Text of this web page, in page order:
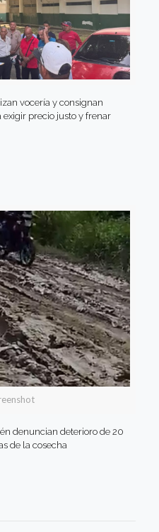
vocería y consignan
exigir precio justo y frenar
denuncian deterioro de 20
de la cosecha